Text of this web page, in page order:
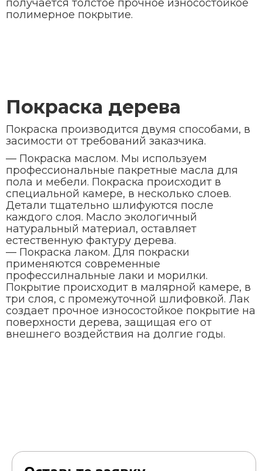
получается толстое прочное износостойкое
полимерное покрытие.
Покраска дерева
Покраска производится двумя способами, в
засимости от требований заказчика.
— Покраска маслом. Мы используем
профессиональные пакретные масла для
пола и мебели. Покраска происходит в
специальной камере, в несколько слоев.
Детали тщательно шлифуются после
каждого слоя. Масло экологичный
натуральный материал, оставляет
естественную фактуру дерева.
— Покраска лаком. Для покраски
применяются современные
профессилнальные лаки и морилки.
Покрытие происходит в малярной камере, в
три слоя, с промежуточной шлифовкой. Лак
создает прочное износостойкое покрытие на
поверхности дерева, защищая его от
внешнего воздействия на долгие годы.